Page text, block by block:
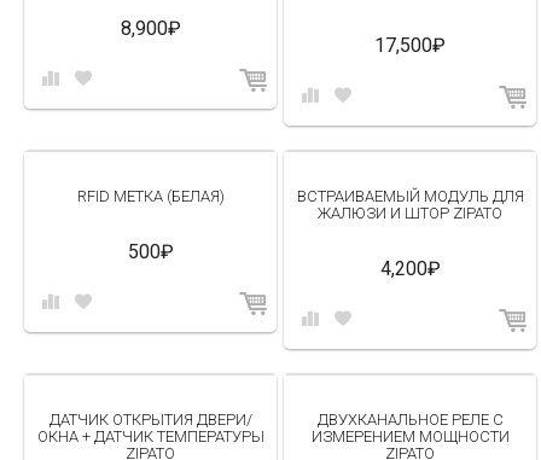
8,900₽
17,500₽
RFID МЕТКА (БЕЛАЯ)
500₽
ВСТРАИВАЕМЫЙ МОДУЛЬ ДЛЯ
ЖАЛЮЗИ И ШТОР ZIPATO
4,200₽
ДАТЧИК ОТКРЫТИЯ ДВЕРИ/
ОКНА + ДАТЧИК ТЕМПЕРАТУРЫ
ZIPATO
ДВУХКАНАЛЬНОЕ РЕЛЕ C
ИЗМЕРЕНИЕМ МОЩНОСТИ
ZIPATO